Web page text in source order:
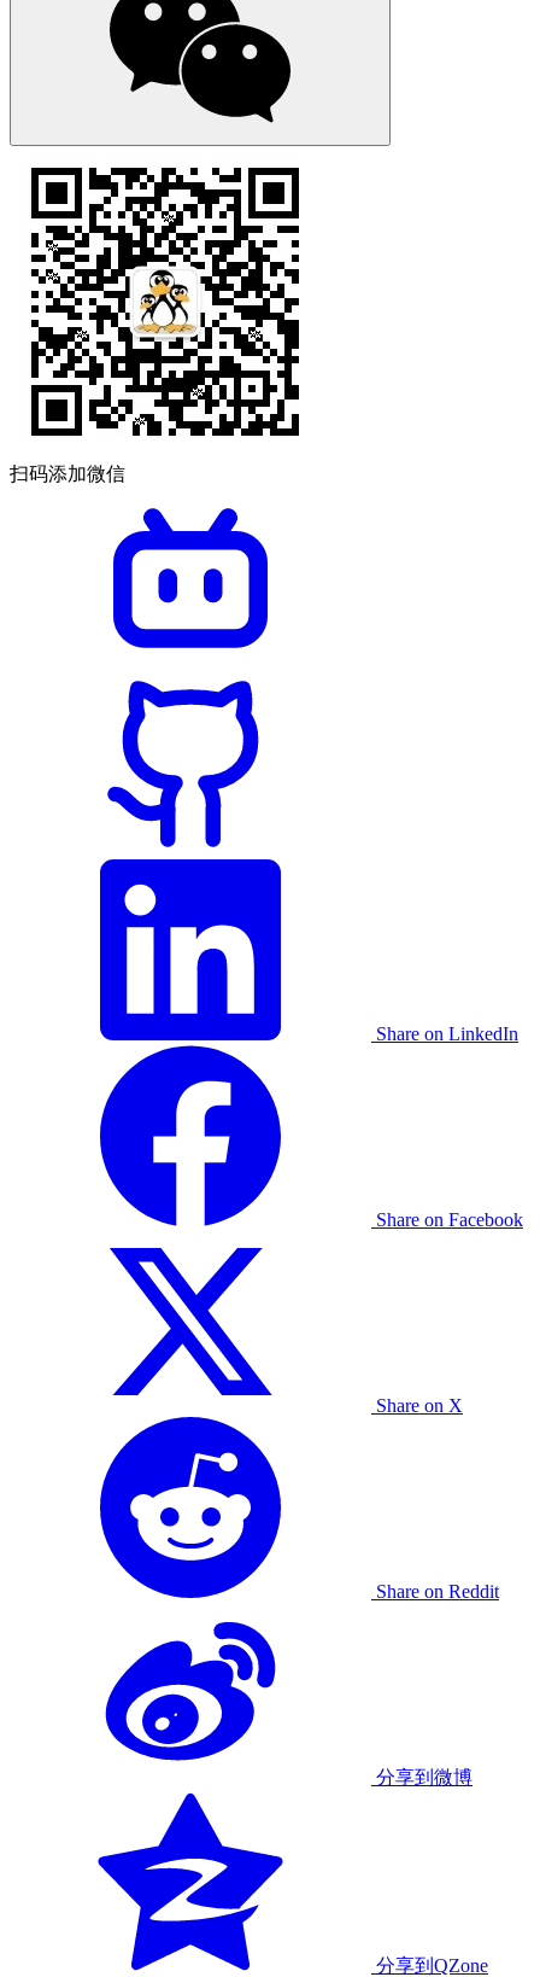
扫码添加微信
Share on LinkedIn
Share on Facebook
Share on X
Share on Reddit
分享到微博
分享到QZone